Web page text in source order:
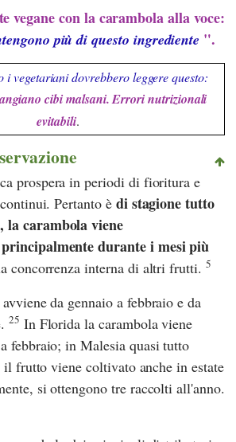
vegane con la carambola alla voce:
più di questo ingrediente ".
i vegetariani dovrebbero leggere questo:
cibi malsani. Errori nutrizionali
evitabili.
prospera in periodi di fioritura e
Pertanto è di stagione tutto
la carambola viene
durante i mesi più
concorrenza interna di altri frutti. 5
da gennaio a febbraio e da
25 In Florida la carambola viene
febbraio; in Malesia quasi tutto
frutto viene coltivato anche in estate
si ottengono tre raccolti all'anno.